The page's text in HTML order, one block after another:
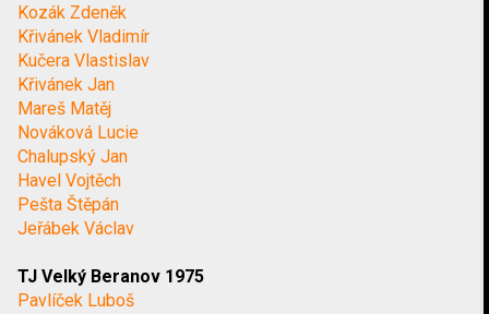
Kozák Zdeněk
Křivánek Vladimír
Kučera Vlastislav
Křivánek Jan
Mareš Matěj
Nováková Lucie
Chalupský Jan
Havel Vojtěch
Pešta Štěpán
Jeřábek Václav
TJ Velký Beranov 1975
Pavlíček Luboš